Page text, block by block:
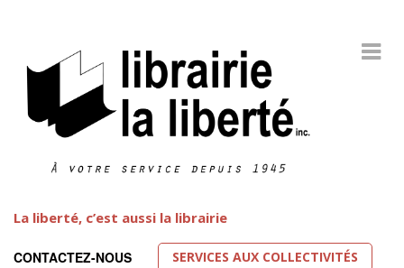
La liberté, c’est aussi la librairie
CONTACTEZ-NOUS
SERVICES AUX COLLECTIVITÉS